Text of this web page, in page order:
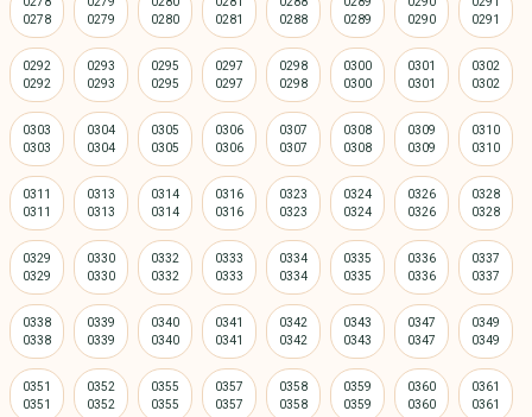
0292 0293 0295 0297 0298 0300 0301 0302
0303 0304 0305 0306 0307 0308 0309 0310
0311 0313 0314 0316 0323 0324 0326 0328
0329 0330 0332 0333 0334 0335 0336 0337
0338 0339 0340 0341 0342 0343 0347 0349
0351 0352 0355 0357 0358 0359 0360 0361